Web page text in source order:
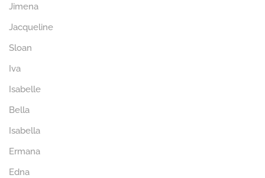
Jimena
Jacqueline
Sloan
Iva
Isabelle
Bella
Isabella
Ermana
Edna